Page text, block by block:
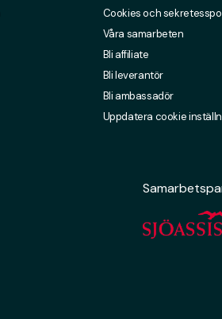
Cookies och
Våra samarbeten
Bli affiliate
Bli leverantör
Bli ambassadör
Uppdatera cookie